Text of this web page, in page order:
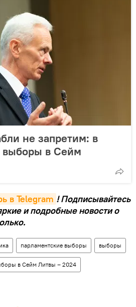
не запретим: в
выборы в Сейм
в Telegram ! Подписывайтесь
и подробные новости о
парламентские выборы выборы
в Сейм Литвы – 2024